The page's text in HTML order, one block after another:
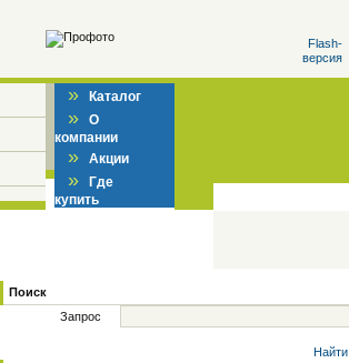
Flash-
версия
» Каталог
» О
компании
» Акции
» Где
купить
Поиск
Запрос
Найти